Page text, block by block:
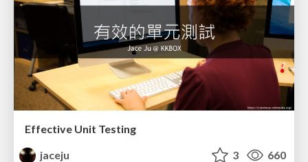
Effective Unit Testing
jaceju
3 660